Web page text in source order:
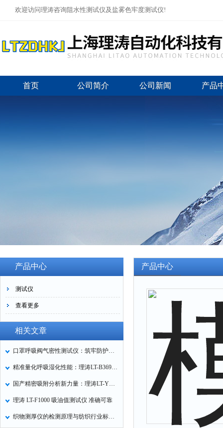
欢迎访问理涛咨询阻水性测试仪及盐雾色牢度测试仪!
首页 公司简介 公司新闻 产品
产品中心
测试仪
查看更多
相关文章
口罩呼吸阀气密性测试仪：筑牢防护口罩的质量关卡
精准量化呼吸湿化性能：理涛LT-B369湿化器数据采集装置技术解析
国产精密吸附分析新力量：理涛LT-Y019A全自动高压吸附仪的性能与应用解析
理涛 LT-F1000 吸油值测试仪 准确可靠
织物测厚仪的检测原理与纺织行业标准化应用
产品中心